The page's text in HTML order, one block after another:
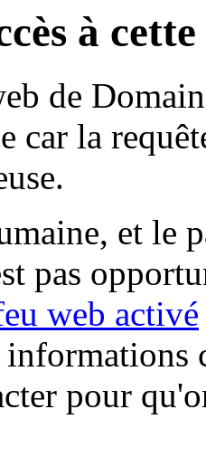
à
de
car la
et le
pas
web activé
informations
pour